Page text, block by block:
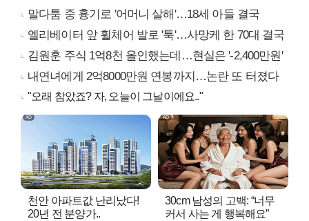
말다툼 중 흉기로 '어머니 살해'…18세 아들 결국
엘리베이터 앞 휠체어 발로 '툭'…사망케 한 70대 결국
김원훈 주식 1억8천 올인했는데…현실은 '-2,400만원'
내연녀에게 2억8000만원 연봉까지…논란 또 터졌다
"오래 참았죠? 자, 오늘이 그날이에요.."
천안 아파트값 난리났다!
20년 전 분양가..
30cm 남성의 고백: “너무
커서 사는 게 행복해요”